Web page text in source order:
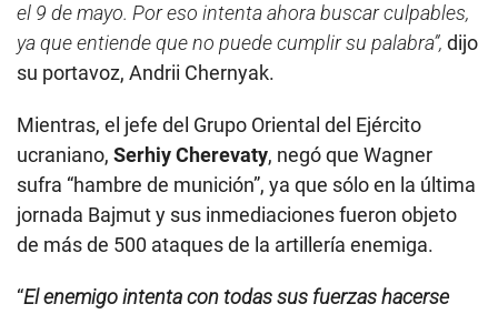
el 9 de mayo. Por eso intenta ahora buscar culpables,
ya que entiende que no puede cumplir su palabra”, dijo
su portavoz, Andrii Chernyak.
Mientras, el jefe del Grupo Oriental del Ejército
ucraniano, Serhiy Cherevaty, negó que Wagner
sufra “hambre de munición”, ya que sólo en la última
jornada Bajmut y sus inmediaciones fueron objeto
de más de 500 ataques de la artillería enemiga.
“El enemigo intenta con todas sus fuerzas hacerse